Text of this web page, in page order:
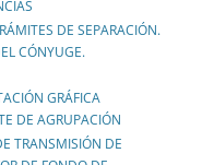
DE SEPARACIÓN.
CÓNYUGE.
GRÁFICA
DE AGRUPACIÓN
TRANSMISIÓN DE